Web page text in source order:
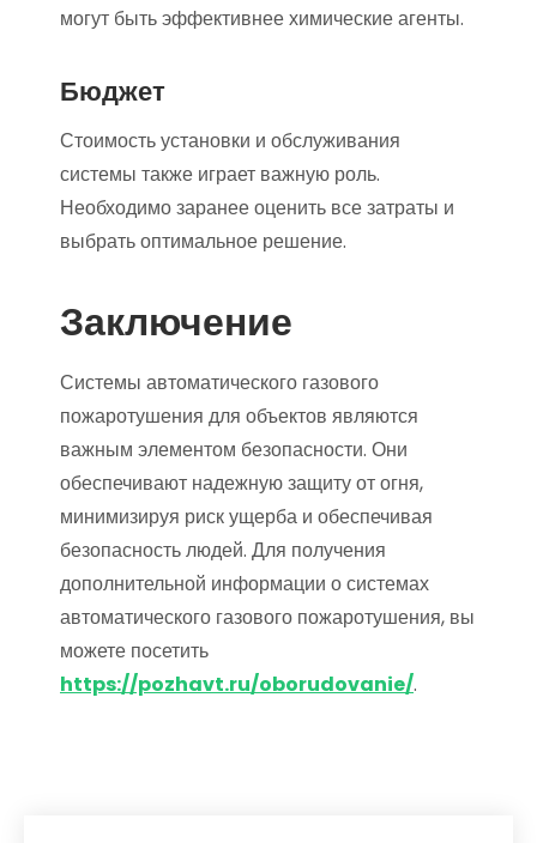
могут быть эффективнее химические агенты.
Бюджет
Стоимость установки и обслуживания
системы также играет важную роль.
Необходимо заранее оценить все затраты и
выбрать оптимальное решение.
Заключение
Системы автоматического газового
пожаротушения для объектов являются
важным элементом безопасности. Они
обеспечивают надежную защиту от огня,
минимизируя риск ущерба и обеспечивая
безопасность людей. Для получения
дополнительной информации о системах
автоматического газового пожаротушения, вы
можете посетить
https://pozhavt.ru/oborudovanie/.